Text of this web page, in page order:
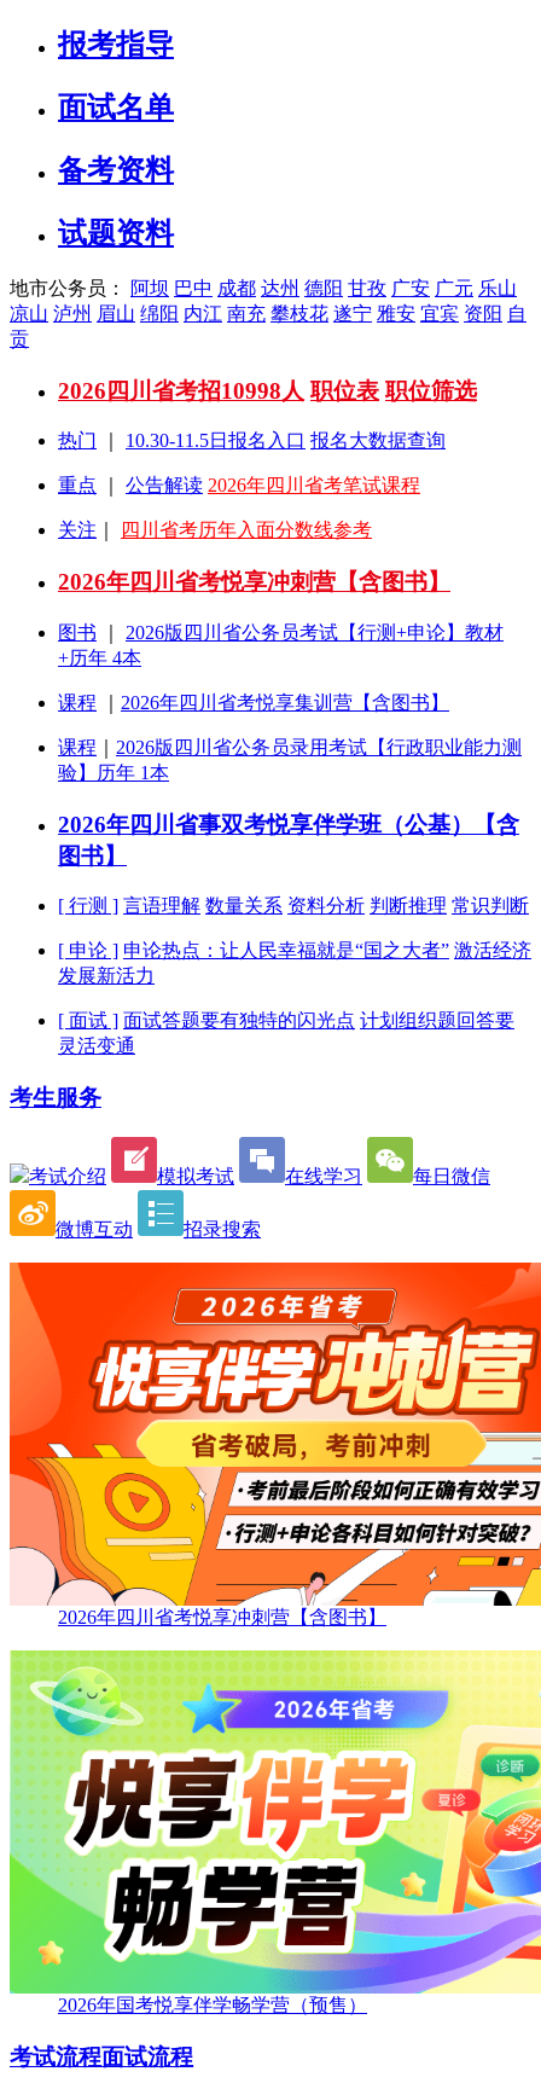
报考指导
面试名单
备考资料
试题资料
地市公务员： 阿坝 巴中 成都 达州 德阳 甘孜 广安 广元 乐山
凉山 泸州 眉山 绵阳 内江 南充 攀枝花 遂宁 雅安 宜宾 资阳 自
贡
2026四川省考招10998人 职位表 职位筛选
热门 10.30-11.5日报名入口 报名大数据查询
重点 公告解读 2026年四川省考笔试课程
关注 四川省考历年入面分数线参考
2026年四川省考悦享冲刺营【含图书】
图书
2026版四川省公务员考试【行测+申论】教材
+历年 4本
课程 2026年四川省考悦享集训营【含图书】
课程
2026版四川省公务员录用考试【行政职业能力测
验】历年 1本
2026年四川省事双考悦享伴学班（公基）【含
图书】
[ 行测 ] 言语理解 数量关系 资料分析 判断推理 常识判断
[ 申论 ] 申论热点：让人民幸福就是“国之大者” 激活经济
发展新活力
[ 面试 ] 面试答题要有独特的闪光点 计划组织题回答要
灵活变通
考生服务
考试介绍 模拟考试 在线学习 每日微信
微博互动 招录搜索
2026年四川省考悦享冲刺营【含图书】
2026年国考悦享伴学畅学营（预售）
考试流程面试流程